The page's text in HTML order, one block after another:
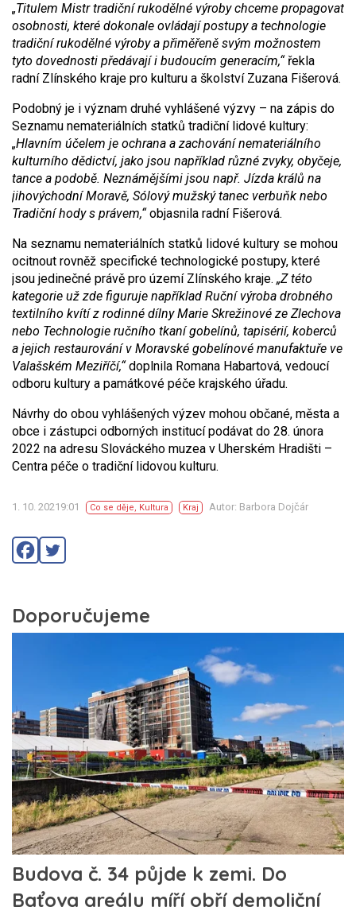
„Titulem Mistr tradiční rukodělné výroby chceme propagovat
osobnosti, které dokonale ovládají postupy a technologie
tradiční rukodělné výroby a přiměřeně svým možnostem
tyto dovednosti předávají i budoucím generacím,“řekla
radní Zlínského kraje pro kulturu a školství Zuzana Fišerová.
Podobný je i význam druhé vyhlášené výzvy – na zápis do
Seznamu nemateriálních statků tradiční lidové kultury:
„Hlavním účelem je ochrana a zachování nemateriálního
kulturního dědictví, jako jsou například různé zvyky, obyčeje,
tance a podobě. Neznámějšími jsou např. Jízda králů na
jihovýchodní Moravě, Sólový mužský tanec verbuňk nebo
Tradiční hody s právem,“objasnila radní Fišerová.
Na seznamu nemateriálních statků lidové kultury se mohou
ocitnout rovněž specifické technologické postupy, které
jsou jedinečné právě pro území Zlínského kraje. „Z této
kategorie už zde figuruje například Ruční výroba drobného
textilního kvítí z rodinné dílny Marie Skrežinové ze Zlechova
nebo Technologie ručního tkaní gobelínů, tapisérií, koberců
a jejich restaurování v Moravské gobelínové manufaktuře ve
Valašském Meziříčí,“doplnila Romana Habartová, vedoucí
odboru kultury a památkové péče krajského úřadu.
Návrhy do obou vyhlášených výzev mohou občané, města a
obce i zástupci odborných institucí podávat do 28. února
2022 na adresu Slováckého muzea v Uherském Hradišti –
Centra péče o tradiční lidovou kulturu.
1. 10. 20219:01 Co se děje, Kultura Kraj Autor: Barbora Dojčár